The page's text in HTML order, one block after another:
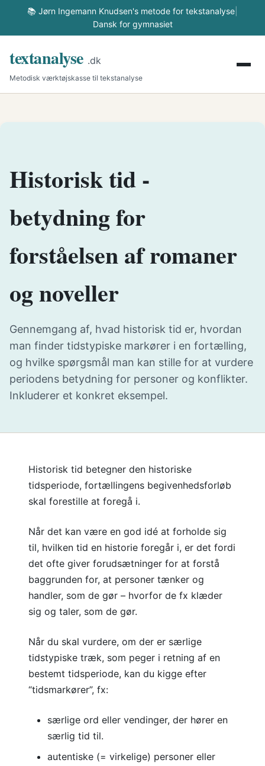
📚 Jørn Ingemann Knudsen's metode for tekstanalyse
Dansk for gymnasiet
textanalyse .dk
Metodisk værktøjskasse til tekstanalyse
Historisk tid -
betydning for
forståelsen af romaner
og noveller
Gennemgang af, hvad historisk tid er, hvordan
man finder tidstypiske markører i en fortælling,
og hvilke spørgsmål man kan stille for at vurdere
periodens betydning for personer og konflikter.
Inkluderer et konkret eksempel.
Historisk tid betegner den historiske
tidsperiode, fortællingens begivenhedsforløb
skal forestille at foregå i.
Når det kan være en god idé at forholde sig
til, hvilken tid en historie foregår i, er det fordi
det ofte giver forudsætninger for at forstå
baggrunden for, at personer tænker og
handler, som de gør – hvorfor de fx klæder
sig og taler, som de gør.
Når du skal vurdere, om der er særlige
tidstypiske træk, som peger i retning af en
bestemt tidsperiode, kan du kigge efter
“tidsmarkører”, fx:
særlige ord eller vendinger, der hører en
særlig tid til.
autentiske (= virkelige) personer eller